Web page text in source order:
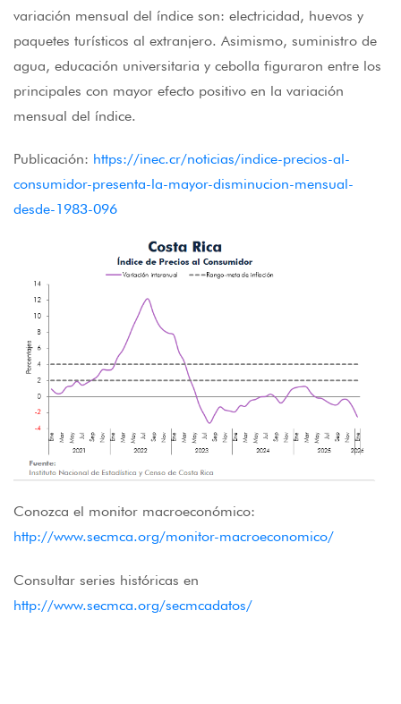
variación mensual del índice son: electricidad, huevos y
paquetes turísticos al extranjero. Asimismo, suministro de
agua, educación universitaria y cebolla figuraron entre los
principales con mayor efecto positivo en la variación
mensual del índice.
Publicación: https://inec.cr/noticias/indice-precios-al-
consumidor-presenta-la-mayor-disminucion-mensual-
desde-1983-096
Conozca el monitor macroeconómico:
http://www.secmca.org/monitor-macroeconomico/
Consultar series históricas en
http://www.secmca.org/secmcadatos/